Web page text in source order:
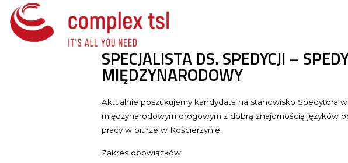
SPECJALISTA DS. SPEDYCJI –
MIĘDZYNARODOWY
Aktualnie poszukujemy kandydata na stanowisko Spedytora
międzynarodowym drogowym z dobrą znajomością języków
pracy w biurze w Kościerzynie.
Zakres obowiązków: